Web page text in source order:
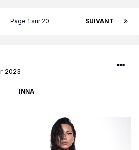
SUIVANT
Page 1 sur 20
2023
INNA